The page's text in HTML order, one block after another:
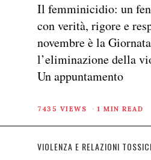
Il femminicidio: un
con verità, rigore e
novembre è la
l’eliminazione della
Un appuntamento
7435 VIEWS 1 MIN READ
VIOLENZA E RELAZIONI